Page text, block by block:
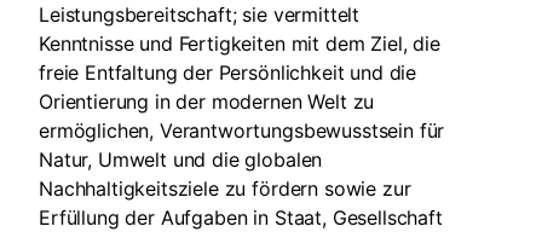
Leistungsbereitschaft; sie vermittelt
Kenntnisse und Fertigkeiten mit dem Ziel, die
freie Entfaltung der Persönlichkeit und die
Orientierung in der modernen Welt zu
ermöglichen, Verantwortungsbewusstsein für
Natur, Umwelt und die globalen
Nachhaltigkeitsziele zu fördern sowie zur
Erfüllung der Aufgaben in Staat, Gesellschaft